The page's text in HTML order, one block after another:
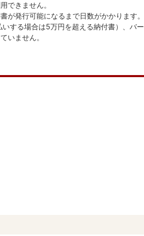
できません。
が発行可能になるまで日数がかかります。
する場合は5万円を超える納付書）、バー
いません。